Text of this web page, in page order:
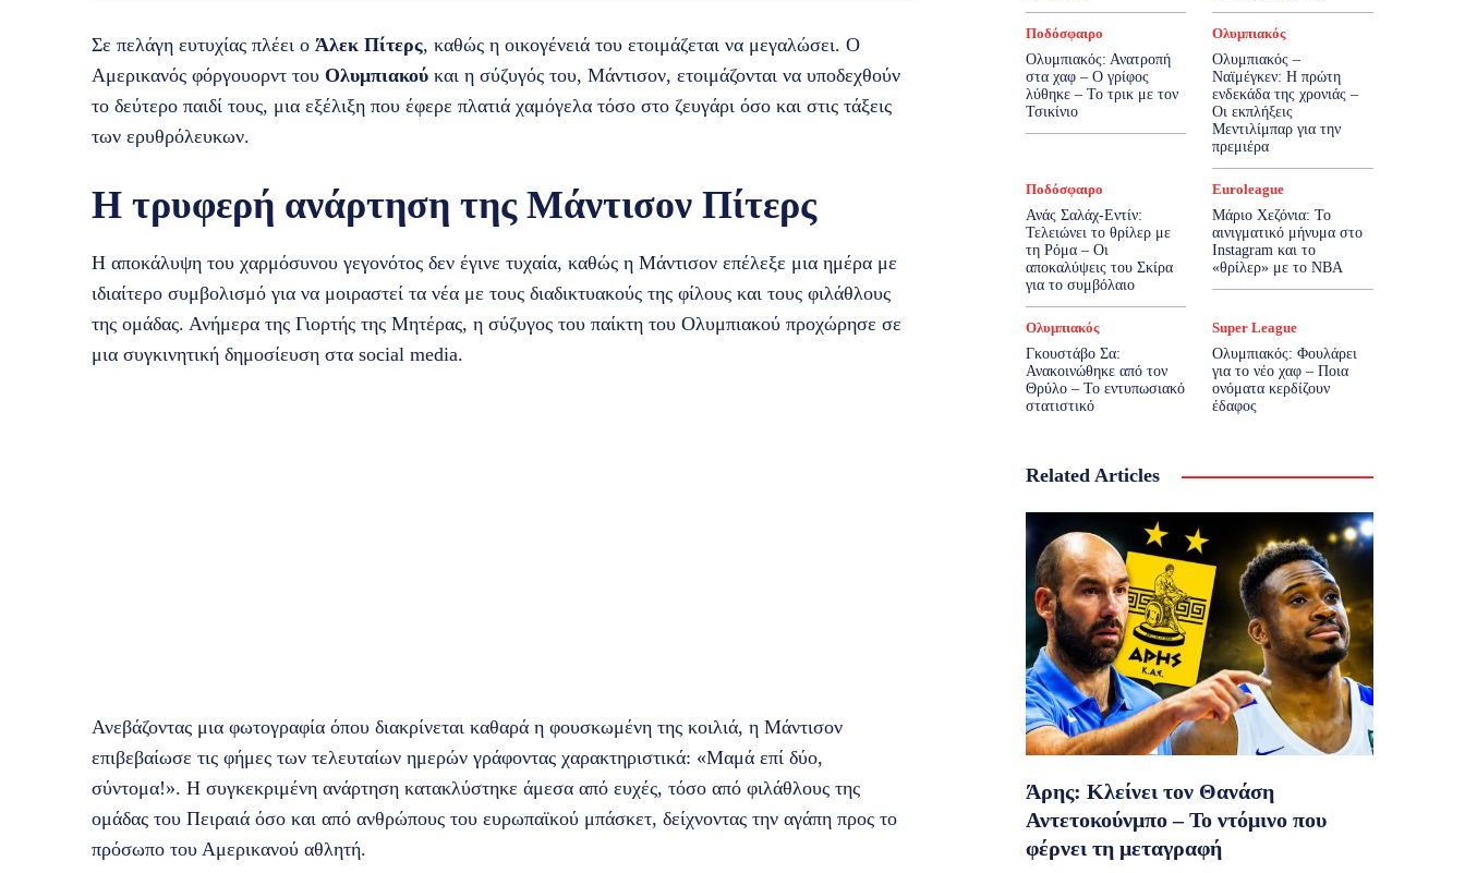
Σε πελάγη ευτυχίας πλέει ο Άλεκ Πίτερς, καθώς η οικογένειά του ετοιμάζεται να μεγαλώσει. Ο
Αμερικανός φόργουορντ του Ολυμπιακού και η σύζυγός του, Μάντισον, ετοιμάζονται να υποδεχθούν
το δεύτερο παιδί τους, μια εξέλιξη που έφερε πλατιά χαμόγελα τόσο στο ζευγάρι όσο και στις τάξεις
των ερυθρόλευκων.
Η τρυφερή ανάρτηση της Μάντισον Πίτερς
Η αποκάλυψη του χαρμόσυνου γεγονότος δεν έγινε τυχαία, καθώς η Μάντισον επέλεξε μια ημέρα με
ιδιαίτερο συμβολισμό για να μοιραστεί τα νέα με τους διαδικτυακούς της φίλους και τους φιλάθλους
της ομάδας. Ανήμερα της Γιορτής της Μητέρας, η σύζυγος του παίκτη του Ολυμπιακού προχώρησε σε
μια συγκινητική δημοσίευση στα social media.
Ανεβάζοντας μια φωτογραφία όπου διακρίνεται καθαρά η φουσκωμένη της κοιλιά, η Μάντισον
επιβεβαίωσε τις φήμες των τελευταίων ημερών γράφοντας χαρακτηριστικά: «Μαμά επί δύο,
σύντομα!». Η συγκεκριμένη ανάρτηση κατακλύστηκε άμεσα από ευχές, τόσο από φιλάθλους της
ομάδας του Πειραιά όσο και από ανθρώπους του ευρωπαϊκού μπάσκετ, δείχνοντας την αγάπη προς το
πρόσωπο του Αμερικανού αθλητή.
Ποδόσφαιρο
Ολυμπιακός: Ανατροπή
στα χαφ – Ο γρίφος
λύθηκε – Το τρικ με τον
Τσικίνιο
Ολυμπιακός
Ολυμπιακός –
Ναϊμέγκεν: Η πρώτη
ενδεκάδα της χρονιάς –
Οι εκπλήξεις
Μεντιλίμπαρ για την
πρεμιέρα
Ποδόσφαιρο
Ανάς Σαλάχ-Εντίν:
Τελειώνει το θρίλερ με
τη Ρόμα – Οι
αποκαλύψεις του Σκίρα
για το συμβόλαιο
Euroleague
Μάριο Χεζόνια: Το
αινιγματικό μήνυμα στο
Instagram και το
«θρίλερ» με το NBA
Ολυμπιακός
Γκουστάβο Σα:
Ανακοινώθηκε από τον
Θρύλο – Το εντυπωσιακό
στατιστικό
Super League
Ολυμπιακός: Φουλάρει
για το νέο χαφ – Ποια
ονόματα κερδίζουν
έδαφος
Related Articles
Άρης: Κλείνει τον Θανάση
Αντετοκούνμπο – Το ντόμινο που
φέρνει τη μεταγραφή